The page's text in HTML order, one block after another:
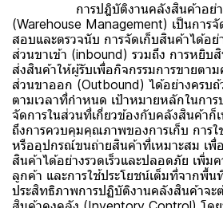
การปฎิบัติงานคลังสินค้าอย่าง
(Warehouse Management) เป็นการจั
สอบและตรวจนับ การจัดเก็บสินค้าได้อย่
ส่วนขาเข้า (inbound) รวมถึง การหยิบ
ส่งสินค้าให้ผู้รับเพื่อกิจกรรมการขายตา
ส่วนขาออก (Outbound) ได้อย่างครบ
ตามเวลาที่กำหนด เป้าหมายหลักในการ
จัดการในส่วนที่เกี่ยวข้องกับคลังสินค้าก็
ถึงการควบคุมคุณภาพของการเก็บ การใ
หรืออุปกรณ์ขนถ่ายสินค้าที่เหมาะสม เพื่
สินค้าได้อย่างรวดเร็วและปลอดภัย เพิ่ม
ลูกค้า และการใช้ประโยชน์เต็มที่จากพื้น
ประสิทธิภาพการปฏิบัติงานคลังสินค้าจะ